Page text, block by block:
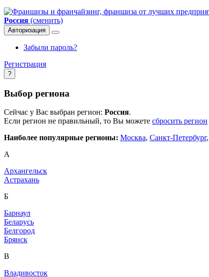
Россия (сменить)
Авторизация
Забыли пароль?
Регистрация
?
Выбор региона
Сейчас у Вас выбран регион: Россия.
Если регион не правильный, то Вы можете сбросить регион
Наиболее популярные регионы: Москва, Санкт-Петербург,
А
Архангельск
Астрахань
Б
Барнаул
Беларусь
Белгород
Брянск
В
Владивосток